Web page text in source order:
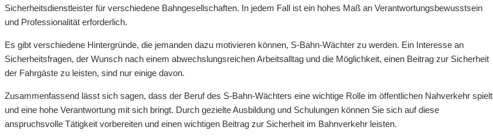
Sicherheitsdienstleister für verschiedene Bahngesellschaften. In jedem Fall ist ein hohes Maß an Verantwortungsbewusstsein
und Professionalität erforderlich.
Es gibt verschiedene Hintergründe, die jemanden dazu motivieren können, S-Bahn-Wächter zu werden. Ein Interesse an
Sicherheitsfragen, der Wunsch nach einem abwechslungsreichen Arbeitsalltag und die Möglichkeit, einen Beitrag zur Sicherheit
der Fahrgäste zu leisten, sind nur einige davon.
Zusammenfassend lässt sich sagen, dass der Beruf des S-Bahn-Wächters eine wichtige Rolle im öffentlichen Nahverkehr spielt
und eine hohe Verantwortung mit sich bringt. Durch gezielte Ausbildung und Schulungen können Sie sich auf diese
anspruchsvolle Tätigkeit vorbereiten und einen wichtigen Beitrag zur Sicherheit im Bahnverkehr leisten.